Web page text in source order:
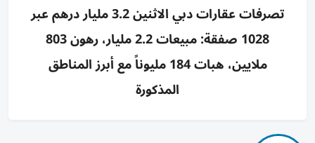
تصرفات عقارات دبي الاثنين 3.2 مليار درهم عبر
1028 صفقة: مبيعات 2.2 مليار، رهون 803
ملايين، هبات 184 مليوناً مع أبرز المناطق
المذكورة